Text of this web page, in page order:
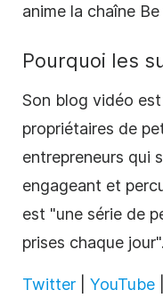
anime la chaîne
Pourquoi les
Son blog vidéo
propriétaires de
entrepreneurs qui
engageant et
est "une série de
prises chaque jour".
Twitter YouTube